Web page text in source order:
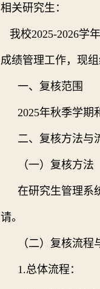
相关研究生：
我校2025-2026学
成绩管理工作，现
一、复核范围
2025年秋季学期
二、复核方法与
（一）复核方法
在研究生管理系
请。
（二）复核流程
1.总体流程：